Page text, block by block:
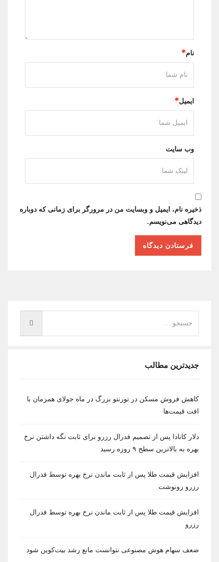
نام*
ایمیل*
وب سایت
ذخیره نام، ایمیل و وبسایت من در مرورگر برای زمانی که دوباره
دیدگاهی می‌نویسم.
جدیدترین مطالب
کاهش فروش مسکن در تورنتو بزرگ در ماه جولای همزمان با
افت قیمت‌ها
دلار کانادا پس از تصمیم فدرال رزرو برای ثابت نگه داشتن نرخ
بهره به بالاترین سطح ۹ روزه رسید
افزایش قیمت طلا پس از ثابت ماندن نرخ بهره توسط فدرال
رزرو رونوشت
افزایش قیمت طلا پس از ثابت ماندن نرخ بهره توسط فدرال
رزرو
ضعف سهام هوش مصنوعی نتوانست مانع رشد بیت‌کوین شود